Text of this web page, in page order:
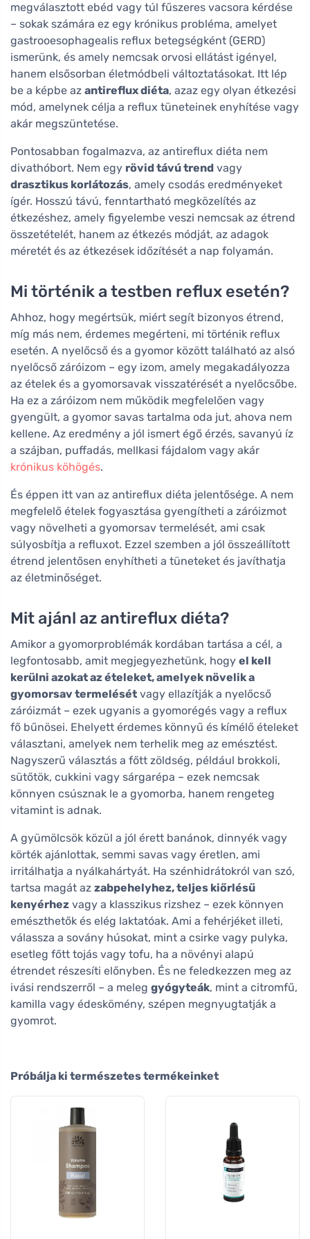
megválasztott ebéd vagy túl fűszeres vacsora kérdése
– sokak számára ez egy krónikus probléma, amelyet
gastrooesophagealis reflux betegségként (GERD)
ismerünk, és amely nemcsak orvosi ellátást igényel,
hanem elsősorban életmódbeli változtatásokat. Itt lép
be a képbe az antireflux diéta, azaz egy olyan étkezési
mód, amelynek célja a reflux tüneteinek enyhítése vagy
akár megszüntetése.
Pontosabban fogalmazva, az antireflux diéta nem
divathóbort. Nem egy rövid távú trend vagy
drasztikus korlátozás, amely csodás eredményeket
ígér. Hosszú távú, fenntartható megközelítés az
étkezéshez, amely figyelembe veszi nemcsak az étrend
összetételét, hanem az étkezés módját, az adagok
méretét és az étkezések időzítését a nap folyamán.
Mi történik a testben reflux esetén?
Ahhoz, hogy megértsük, miért segít bizonyos étrend,
míg más nem, érdemes megérteni, mi történik reflux
esetén. A nyelőcső és a gyomor között található az alsó
nyelőcső záróizom – egy izom, amely megakadályozza
az ételek és a gyomorsavak visszatérését a nyelőcsőbe.
Ha ez a záróizom nem működik megfelelően vagy
gyengült, a gyomor savas tartalma oda jut, ahova nem
kellene. Az eredmény a jól ismert égő érzés, savanyú íz
a szájban, puffadás, mellkasi fájdalom vagy akár
krónikus köhögés.
És éppen itt van az antireflux diéta jelentősége. A nem
megfelelő ételek fogyasztása gyengítheti a záróizmot
vagy növelheti a gyomorsav termelését, ami csak
súlyosbítja a refluxot. Ezzel szemben a jól összeállított
étrend jelentősen enyhítheti a tüneteket és javíthatja
az életminőséget.
Mit ajánl az antireflux diéta?
Amikor a gyomorproblémák kordában tartása a cél, a
legfontosabb, amit megjegyezhetünk, hogy el kell
kerülni azokat az ételeket, amelyek növelik a
gyomorsav termelését vagy ellazítják a nyelőcső
záróizmát – ezek ugyanis a gyomorégés vagy a reflux
fő bűnösei. Ehelyett érdemes könnyű és kímélő ételeket
választani, amelyek nem terhelik meg az emésztést.
Nagyszerű választás a főtt zöldség, például brokkoli,
sütőtök, cukkini vagy sárgarépa – ezek nemcsak
könnyen csúsznak le a gyomorba, hanem rengeteg
vitamint is adnak.
A gyümölcsök közül a jól érett banánok, dinnyék vagy
körték ajánlottak, semmi savas vagy éretlen, ami
irritálhatja a nyálkahártyát. Ha szénhidrátokról van szó,
tartsa magát az zabpehelyhez, teljes kiőrlésű
kenyérhez vagy a klasszikus rizshez – ezek könnyen
emészthetők és elég laktatóak. Ami a fehérjéket illeti,
válassza a sovány húsokat, mint a csirke vagy pulyka,
esetleg főtt tojás vagy tofu, ha a növényi alapú
étrendet részesíti előnyben. És ne feledkezzen meg az
ivási rendszerről – a meleg gyógyteák, mint a citromfű,
kamilla vagy édeskömény, szépen megnyugtatják a
gyomrot.
Próbálja ki természetes termékeinket